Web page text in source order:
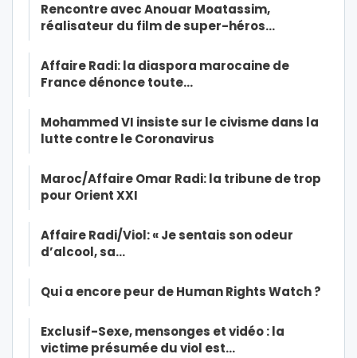
Rencontre avec Anouar Moatassim,
réalisateur du film de super-héros…
Affaire Radi: la diaspora marocaine de
France dénonce toute…
Mohammed VI insiste sur le civisme dans la
lutte contre le Coronavirus
Maroc/Affaire Omar Radi: la tribune de trop
pour Orient XXI
Affaire Radi/Viol: « Je sentais son odeur
d’alcool, sa…
Qui a encore peur de Human Rights Watch ?
Exclusif-Sexe, mensonges et vidéo : la
victime présumée du viol est…